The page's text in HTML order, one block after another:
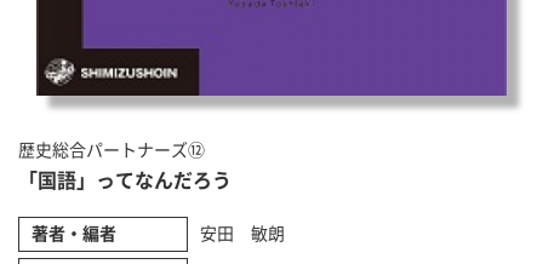
歴史総合パートナーズ⑫
「国語」ってなんだろう
著者・編者 安田 敏朗